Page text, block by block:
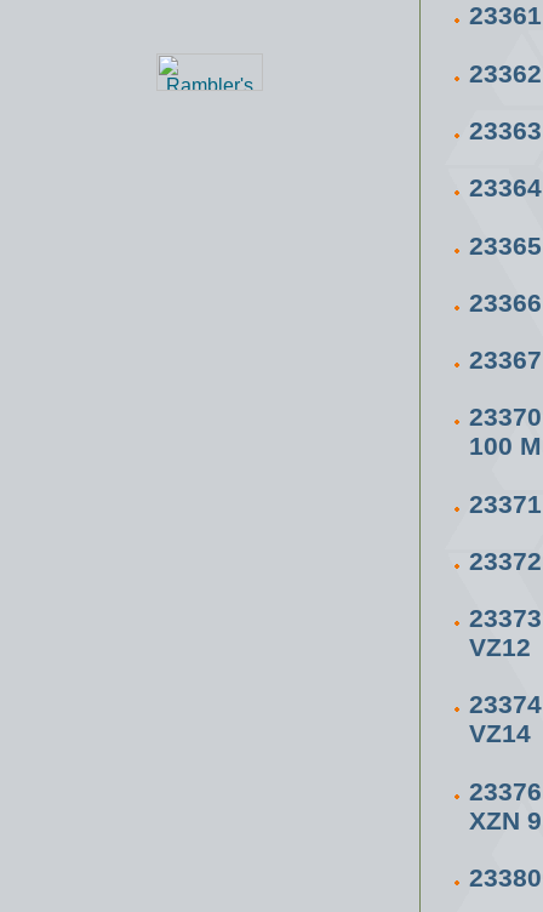
100
VZ12
VZ14
XZN 9